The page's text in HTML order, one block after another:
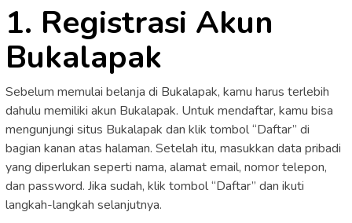
1. Registrasi Akun
Bukalapak
Sebelum memulai belanja di Bukalapak, kamu harus terlebih
dahulu memiliki akun Bukalapak. Untuk mendaftar, kamu bisa
mengunjungi situs Bukalapak dan klik tombol “Daftar” di
bagian kanan atas halaman. Setelah itu, masukkan data pribadi
yang diperlukan seperti nama, alamat email, nomor telepon,
dan password. Jika sudah, klik tombol “Daftar” dan ikuti
langkah-langkah selanjutnya.